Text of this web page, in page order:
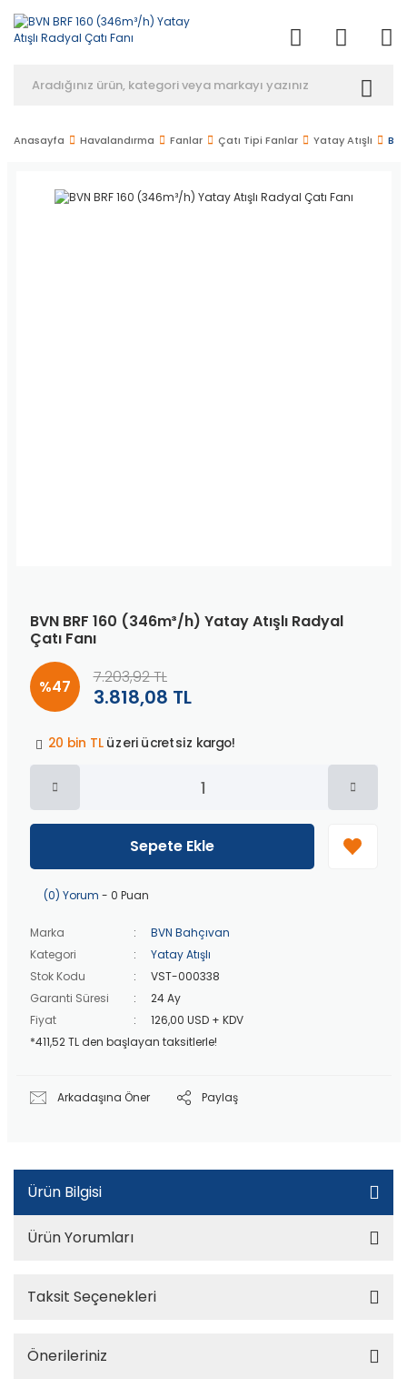
Anasayfa Havalandırma Fanlar Çatı Tipi Fanlar Yatay Atışlı
BVN BRF 160 (346m³/h) Yatay Atışlı Radyal
Çatı Fanı
%47 3.818,08 TL
7.203,92 TL
20 bin TLüzeri ücretsiz kargo!
40 bin TL
Peşin fiyatına
üzeri ücretsiz kargo!
üzeri ücretsiz kargo!
40 bin TLüzeri özel teklif!
Sepete Ekle
(0) Yorum - 0 Puan
Marka
BVN Bahçıvan
Kategori
Yatay Atışlı
Stok Kodu
VST-000338
Garanti Süresi
24 Ay
Fiyat
126,00 USD + KDV
*411,52 TL den başlayan taksitlerle!
Arkadaşına Öner Paylaş
Ürün Bilgisi
Ürün Yorumları
Taksit Seçenekleri
Önerileriniz